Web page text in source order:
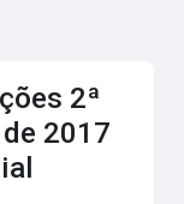
2ª
2017